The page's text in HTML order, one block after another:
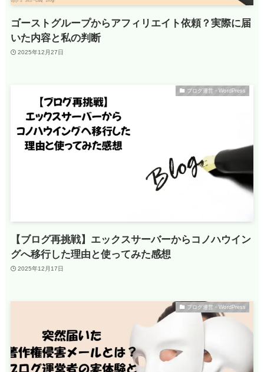
ゴーストグループからアフィリエイト依頼？実際に届
いた内容と私の判断
2025年12月27日
ブログ運営・WordPress
【ブログ再挑戦】エックスサーバーからコノハウイン
グへ移行した理由と使ってみた感想
2025年12月17日
ブログ運営・WordPress